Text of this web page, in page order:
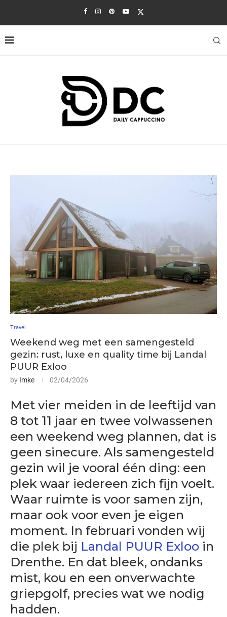
Travel
Weekend weg met een samengesteld
gezin: rust, luxe en quality time bij Landal
PUUR Exloo
by Imke 02/04/2026
Met vier meiden in de leeftijd van
8 tot 11 jaar en twee volwassenen
een weekend weg plannen, dat is
geen sinecure. Als samengesteld
gezin wil je vooral één ding: een
plek waar iedereen zich fijn voelt.
Waar ruimte is voor samen zijn,
maar ook voor even je eigen
moment. In februari vonden wij
die plek bij Landal PUUR Exloo in
Drenthe. En dat bleek, ondanks
mist, kou en een onverwachte
griepgolf, precies wat we nodig
hadden.